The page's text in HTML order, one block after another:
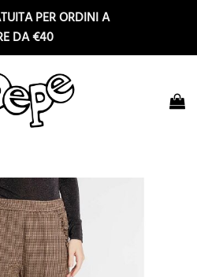
PER ORDINI A
DA €40